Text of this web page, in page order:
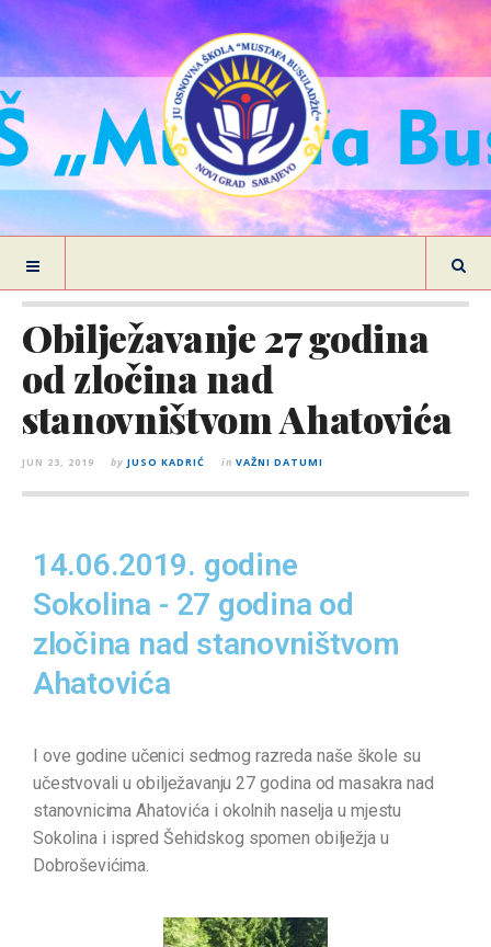
Obilježavanje 27 godina
od zločina nad
stanovništvom Ahatovića
JUN 23, 2019 by JUSO KADRIĆ in VAŽNI DATUMI
14.06.2019. godine
Sokolina - 27 godina od
zločina nad stanovništvom
Ahatovića
I ove godine učenici sedmog razreda naše škole su
učestvovali u obilježavanju 27 godina od masakra nad
stanovnicima Ahatovića i okolnih naselja u mjestu
Sokolina i ispred Šehidskog spomen obilježja u
Dobroševićima.